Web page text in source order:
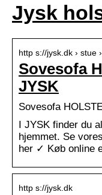
Jysk
http s://jysk.dk › stue
Sovesofa
JYSK
Sovesofa
I JYSK finder du
hjemmet. Se
her ✓ Køb online
http s://jysk.dk